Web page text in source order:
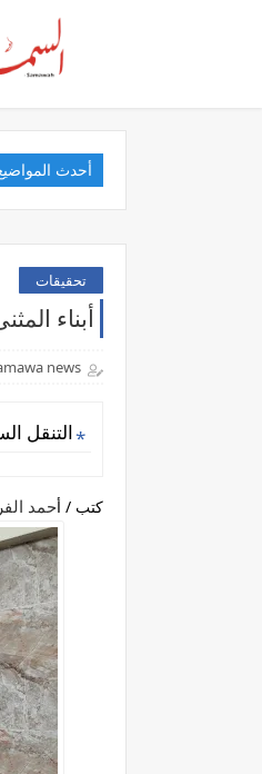
أحدث
تحقيقات
أبناء
news
التنقل
كتب / أحمد